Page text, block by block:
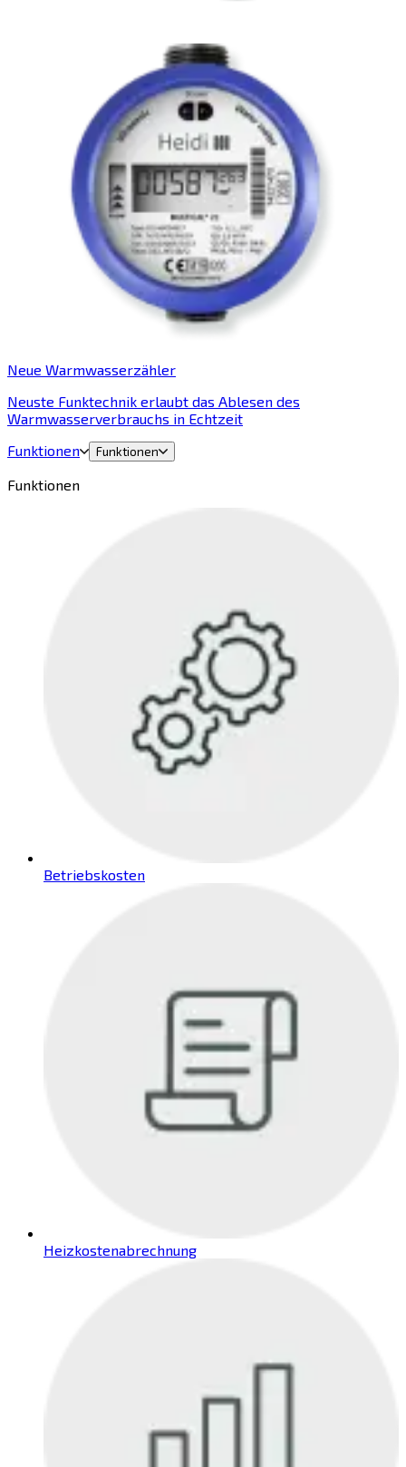
Neue Warmwasserzähler
Neuste Funktechnik erlaubt das Ablesen des
Warmwasserverbrauchs in Echtzeit
Funktionen
Funktionen
Funktionen
Betriebskosten
Heizkostenabrechnung